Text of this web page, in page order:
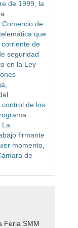
de 1999, la
de
que
de
seguridad
en la Ley
de los
La
firmante
momento,
de
Feria SMM